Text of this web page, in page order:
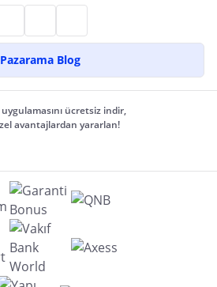
Pazarama Blog
ücretsiz indir,
avantajlardan yararlan!